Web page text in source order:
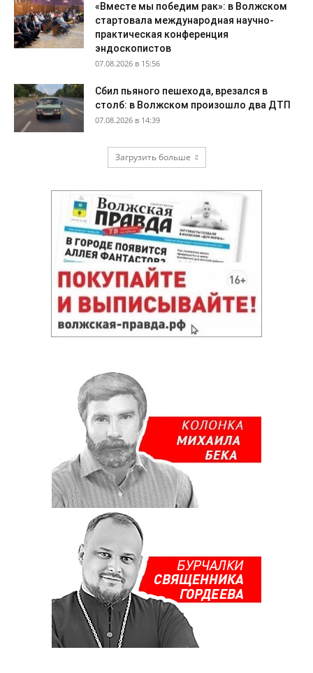
«Вместе мы победим рак»: в Волжском
стартовала международная научно-
практическая конференция
эндоскопистов
07.08.2026 в 15:56
Сбил пьяного пешехода, врезался в
столб: в Волжском произошло два ДТП
07.08.2026 в 14:39
Загрузить больше